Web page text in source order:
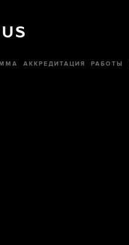
АККРЕДИТАЦИЯ РАБОТЫ